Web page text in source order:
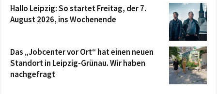
Hallo Leipzig: So startet Freitag, der 7.
August 2026, ins Wochenende
Das „Jobcenter vor Ort“ hat einen neuen
Standort in Leipzig-Grünau. Wir haben
nachgefragt